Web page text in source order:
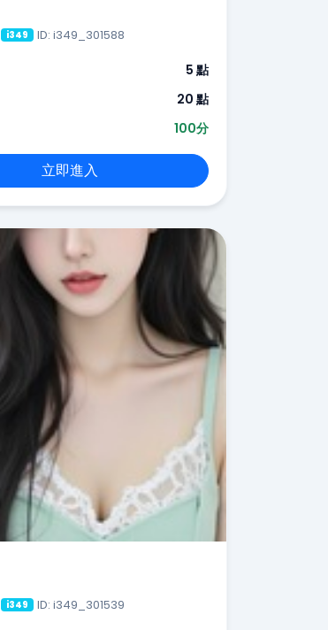
i349 ID: i349_301588
5 點
20 點
100分
立即進入
i349 ID: i349_301539